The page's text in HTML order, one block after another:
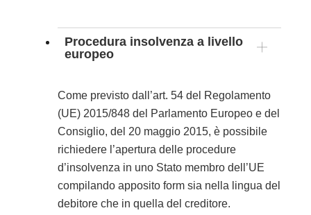
Procedura insolvenza a livello
europeo
Come previsto dall’art. 54 del Regolamento
(UE) 2015/848 del Parlamento Europeo e del
Consiglio, del 20 maggio 2015, è possibile
richiedere l’apertura delle procedure
d’insolvenza in uno Stato membro dell’UE
compilando apposito form sia nella lingua del
debitore che in quella del creditore.